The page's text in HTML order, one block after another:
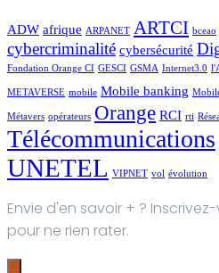
ADW afrique ARPANET ARTCI bceao
cybercriminalité cybersécurité
Fondation Orange CI GESCI GSMA Internet3.0
METAVERSE mobile Mobile banking
Métavers opérateurs Orange RCI rti
Télécommunications
UNETEL VIPNET vol évolution
Envie d'en savoir + ?
pour ne rien rater.